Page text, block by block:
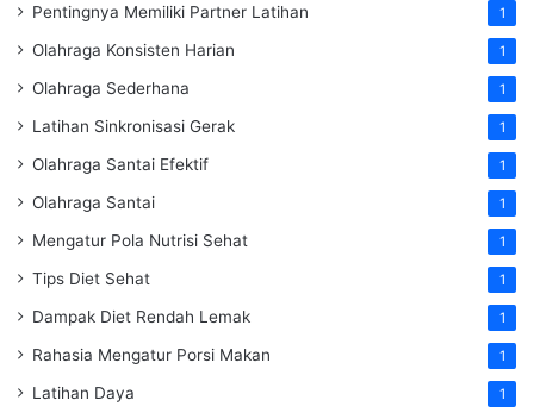
Pentingnya Memiliki Partner Latihan 1
Olahraga Konsisten Harian 1
Olahraga Sederhana 1
Latihan Sinkronisasi Gerak 1
Olahraga Santai Efektif 1
Olahraga Santai 1
Mengatur Pola Nutrisi Sehat 1
Tips Diet Sehat 1
Dampak Diet Rendah Lemak 1
Rahasia Mengatur Porsi Makan 1
Latihan Daya 1